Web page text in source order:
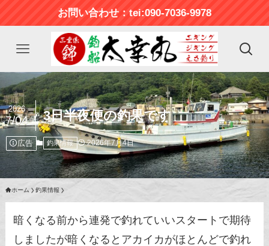
お問い合わせ：tei:090-7036-9978
3日半夜便の釣果です
2026
7/04
広告 釣果情報 2026年7月4日
ホーム 釣果情報
暗くなる前から連発で釣れていいスタートで期待
しましたが暗くなるとアカイカがほとんどで釣れ